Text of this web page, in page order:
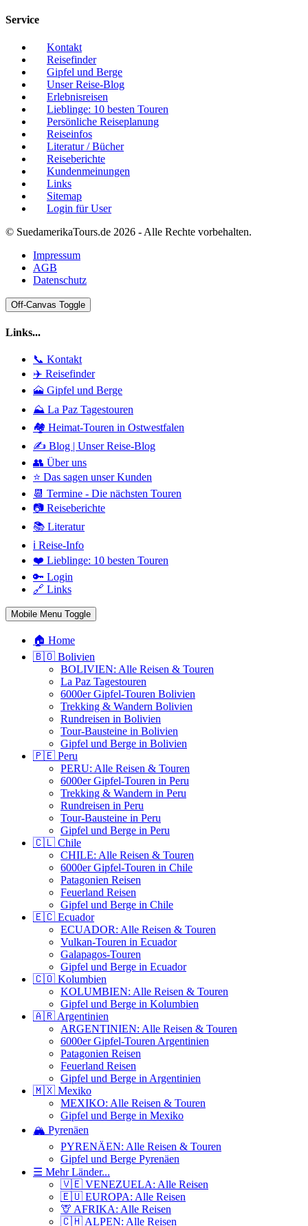
Service
Kontakt
Reisefinder
Gipfel und Berge
Unser Reise-Blog
Erlebnisreisen
Lieblinge: 10 besten Touren
Persönliche Reiseplanung
Reiseinfos
Literatur / Bücher
Reiseberichte
Kundenmeinungen
Links
Sitemap
Login für User
© SuedamerikaTours.de 2026 - Alle Rechte vorbehalten.
Impressum
AGB
Datenschutz
Off-Canvas Toggle
Links...
📞 Kontakt
✈️ Reisefinder
🗻 Gipfel und Berge
⛰️ La Paz Tagestouren
🏘️ Heimat-Touren in Ostwestfalen
✍️ Blog | Unser Reise-Blog
👥 Über uns
⭐ Das sagen unser Kunden
📆 Termine - Die nächsten Touren
📷 Reiseberichte
📚 Literatur
ℹ️ Reise-Info
❤️ Lieblinge: 10 besten Touren
🔑 Login
🔗 Links
Mobile Menu Toggle
🏠 Home
🇧🇴 Bolivien
BOLIVIEN: Alle Reisen & Touren
La Paz Tagestouren
6000er Gipfel-Touren Bolivien
Trekking & Wandern Bolivien
Rundreisen in Bolivien
Tour-Bausteine in Bolivien
Gipfel und Berge in Bolivien
🇵🇪 Peru
PERU: Alle Reisen & Touren
6000er Gipfel-Touren in Peru
Trekking & Wandern in Peru
Rundreisen in Peru
Tour-Bausteine in Peru
Gipfel und Berge in Peru
🇨🇱 Chile
CHILE: Alle Reisen & Touren
6000er Gipfel-Touren in Chile
Patagonien Reisen
Feuerland Reisen
Gipfel und Berge in Chile
🇪🇨 Ecuador
ECUADOR: Alle Reisen & Touren
Vulkan-Touren in Ecuador
Galapagos-Touren
Gipfel und Berge in Ecuador
🇨🇴 Kolumbien
KOLUMBIEN: Alle Reisen & Touren
Gipfel und Berge in Kolumbien
🇦🇷 Argentinien
ARGENTINIEN: Alle Reisen & Touren
6000er Gipfel-Touren Argentinien
Patagonien Reisen
Feuerland Reisen
Gipfel und Berge in Argentinien
🇲🇽 Mexiko
MEXIKO: Alle Reisen & Touren
Gipfel und Berge in Mexiko
🏔️ Pyrenäen
PYRENÄEN: Alle Reisen & Touren
Gipfel und Berge Pyrenäen
☰ Mehr Länder...
🇻🇪 VENEZUELA: Alle Reisen
🇪🇺 EUROPA: Alle Reisen
🦒 AFRIKA: Alle Reisen
🇨🇭 ALPEN: Alle Reisen